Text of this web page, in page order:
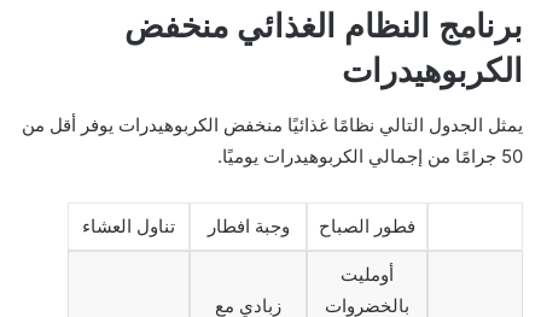
برنامج النظام الغذائي منخفض
الكربوهيدرات
يمثل الجدول التالي نظامًا غذائيًا منخفض الكربوهيدرات يوفر أقل من
50 جرامًا من إجمالي الكربوهيدرات يوميًا.
فطور الصباح وجبة افطار تناول العشاء
أومليت
بالخضروات
زبادي مع